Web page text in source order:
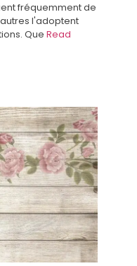
fréquemment de
l'adoptent
Que Read